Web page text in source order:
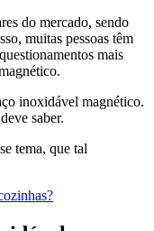
do mercado, sendo
muitas pessoas têm
mais
inoxidável magnético.
saber.
tema, que tal